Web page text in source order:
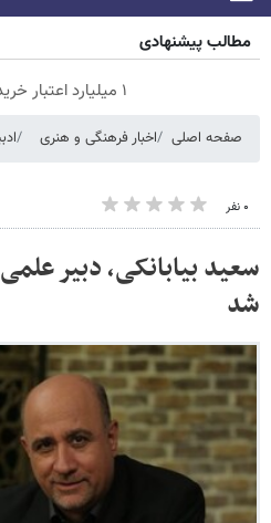
مطالب پیشنهادی
۱ میلیارد اعتبار خرید طلا | بدون ضامن و چک
صفحه اصلی اخبار فرهنگی و هنری
۰ نفر
سعید بیابانکی، دبیر
شد